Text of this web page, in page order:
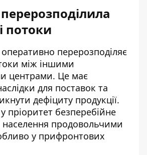
потоки
перерозподіляє
між іншими
центрами. Це має
для поставок та
дефіциту продукції.
пріоритет безперебійне
населення продовольчими
у прифронтових